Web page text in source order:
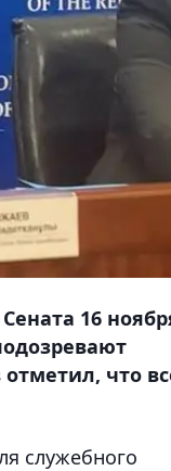
16
что
служебного